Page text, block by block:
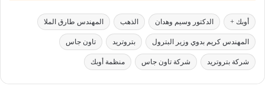
أوبك + الدكتور وسيم وهدان الذهب المهندس طارق الملا
المهندس كريم بدوي وزير البترول بتروتريد تاون جاس
شركة بتروتريد شركة تاون جاس منظمة أوبك